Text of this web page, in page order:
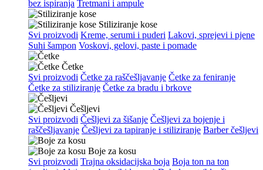
bez ispiranja Tretmani i ampule
Stiliziranje kose
Svi proizvodi Kreme, serumi i puderi Lakovi, sprejevi i pjene
Suhi šampon Voskovi, gelovi, paste i pomade
Četke
Svi proizvodi Četke za raščešljavanje Četke za feniranje
Četke za stiliziranje Četke za bradu i brkove
Češljevi
Svi proizvodi Češljevi za šišanje Češljevi za bojenje i
raščešljavanje Češljevi za tapiranje i stiliziranje Barber češljevi
Boje za kosu
Svi proizvodi Trajna oksidacijska boja Boja ton na ton